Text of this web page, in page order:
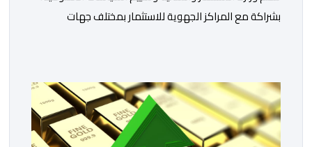
بشراكة مع المراكز الجهوية للاستثمار بمختلف جهات
تهدف هذه المبادرة إلى تمكين مغاربة العالم من الاطلاع
على فرص الاستثمار المتاحة بمختلف جهات المملكة،
والاستفادة من مواكبة عن قرب تساعدهم […]